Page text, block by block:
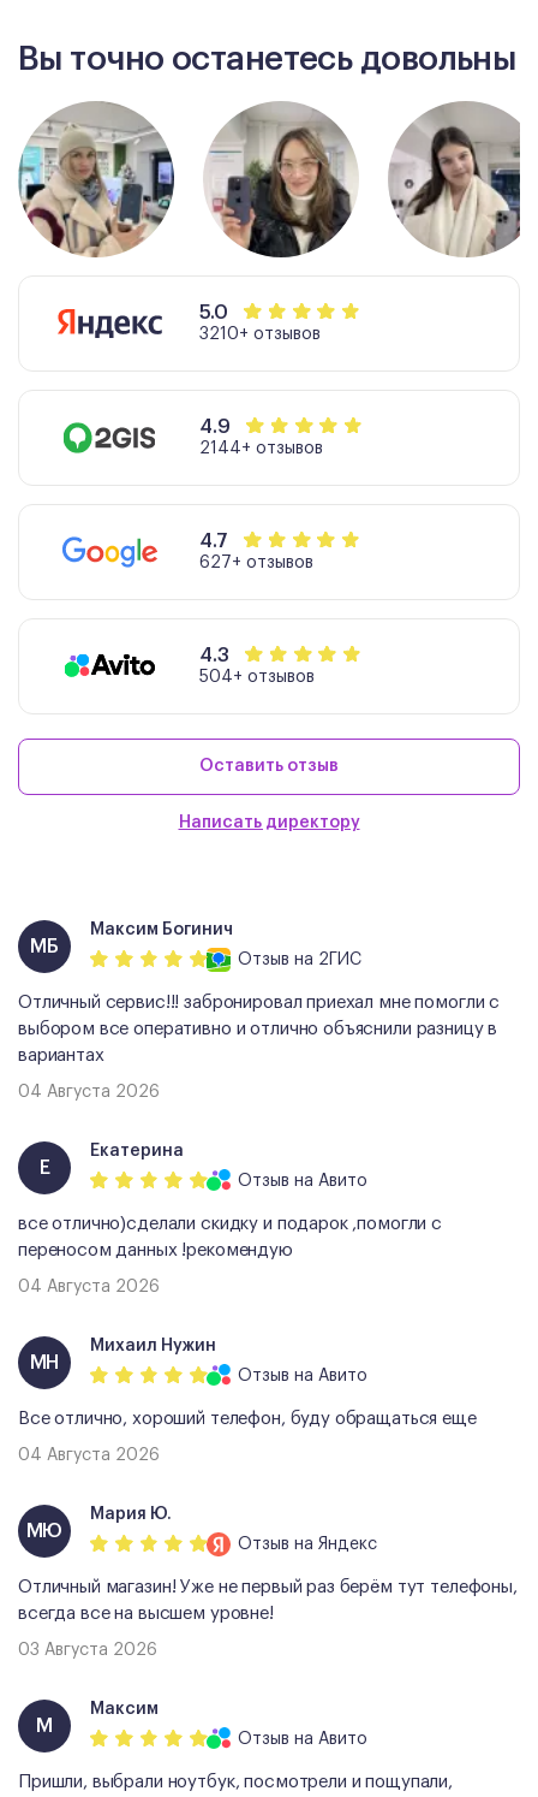
Вы точно останетесь довольны
5.0
3210+ отзывов
4.9
2144+ отзывов
4.7
627+ отзывов
4.3
504+ отзывов
Оставить отзыв
Написать директору
МБ
Максим Богинич
Отзыв на 2ГИС
Отличный сервис!!! забронировал приехал мне помогли с
выбором все оперативно и отлично объяснили разницу в
вариантах
04 Августа 2026
Е
Екатерина
Отзыв на Авито
все отлично)сделали скидку и подарок ,помогли с
переносом данных !рекомендую
04 Августа 2026
МН
Михаил Нужин
Отзыв на Авито
Все отлично, хороший телефон, буду обращаться еще
04 Августа 2026
МЮ
Мария Ю.
Отзыв на Яндекс
Отличный магазин! Уже не первый раз берём тут телефоны,
всегда все на высшем уровне!
03 Августа 2026
М
Максим
Отзыв на Авито
Пришли, выбрали ноутбук, посмотрели и пощупали,